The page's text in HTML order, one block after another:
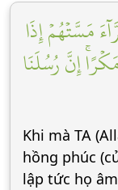
مَسَّتۡهُمۡ إِذَا
إِنَّ رُسُلَنَا
Khi mà TA
hồng phúc
lập tức họ